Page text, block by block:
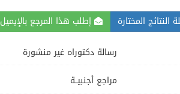
المختارة إطلب هذا المرجع بالإيميل
رسالة دكتوراه غير منشورة
مراجع أجنبيــة